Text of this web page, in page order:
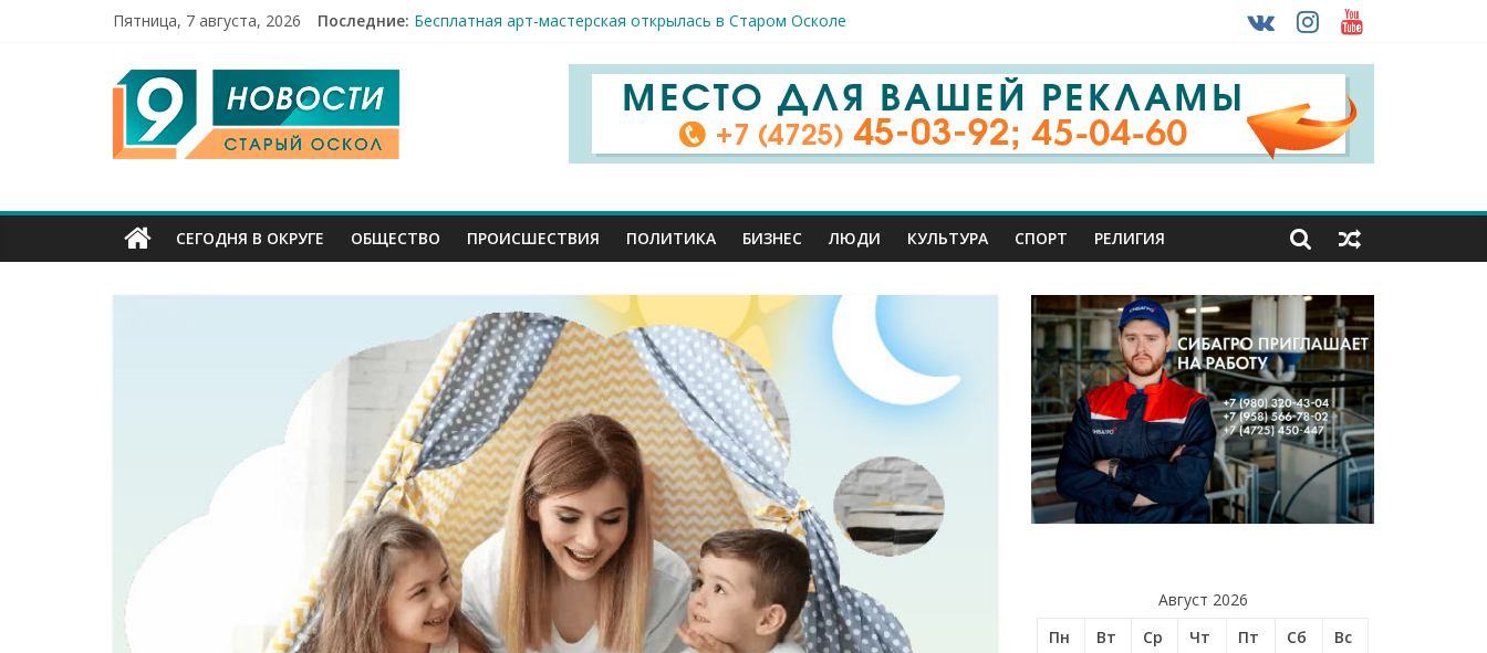
Пятница, 7 августа, 2026 Последние: Бесплатная арт-мастерская открылась в Старом Осколе
49,5 млн руб. похитили мошенники у жителей Белгородчины под предлогом ввоза машин из-за рубежа
Строители принимают поздравления с профессиональным праздником
9
Канал
Старый
Оскол
СЕГОДНЯ В ОКРУГЕ ОБЩЕСТВО ПРОИСШЕСТВИЯ ПОЛИТИКА БИЗНЕС ЛЮДИ КУЛЬТУРА СПОРТ РЕЛИГИЯ
Август 2026
Пн
Вт Ср Чт Пт Сб
Вс